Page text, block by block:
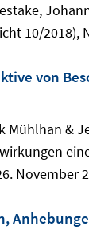
10/2018),
von
&
November